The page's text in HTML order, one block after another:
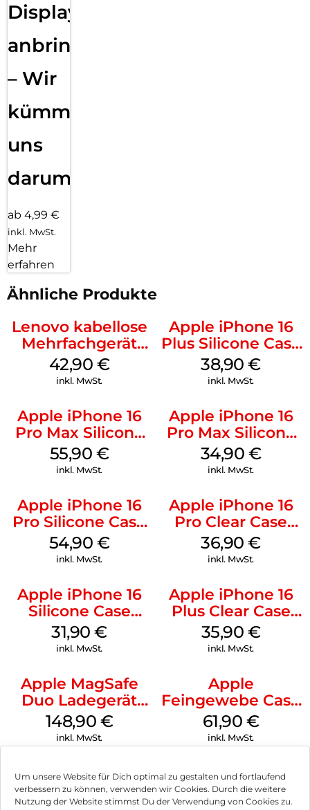
Um unsere Website für Dich optimal zu gestalten und fortlaufend
verbessern zu können, verwenden wir Cookies. Durch die weitere
Nutzung der Website stimmst Du der Verwendung von Cookies zu.
Displayfolie
anbringen
– Wir
kümmern
uns
darum!
ab 4,99 €
inkl. MwSt.
Mehr
erfahren
Ähnliche Produkte
Lenovo kabellose
Mehrfachgerät
Luna Grey
42,90 €
inkl. MwSt.
Apple iPhone 16
Plus Silicone Case
MagSafe Denim
38,90€
inkl. MwSt.
Apple iPhone 16
Pro Max Silicone
Case MagSafe
Stone Gray
55,90 €
inkl. MwSt.
Apple iPhone 16
Pro Max Silicone
Case MagSafe
Denim
34,90 €
inkl. MwSt.
Apple iPhone 16
Pro Silicone Case
MagSafe Black
54,90 €
inkl. MwSt.
Apple iPhone 16
Pro Clear Case
MagSafe
Transparent
36,90€
inkl. MwSt.
Apple iPhone 16
Silicone Case
MagSafe Fuchsia
31,90€
inkl. MwSt.
Apple iPhone 16
Plus Clear Case
MagSafe
Transparent
35,90 €
inkl. MwSt.
Apple MagSafe
Duo Ladegerät
Weiß
148,90 €
inkl. MwSt.
Apple
Feingewebe Case
iPhone 15 Pro
MagSafe Schwarz
61,90 €
inkl. MwSt.